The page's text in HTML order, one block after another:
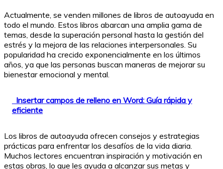
Actualmente, se venden millones de libros de autoayuda en
todo el mundo. Estos libros abarcan una amplia gama de
temas, desde la superación personal hasta la gestión del
estrés y la mejora de las relaciones interpersonales. Su
popularidad ha crecido exponencialmente en los últimos
años, ya que las personas buscan maneras de mejorar su
bienestar emocional y mental.
Insertar campos de relleno en Word: Guía rápida y
eficiente
Los libros de autoayuda ofrecen consejos y estrategias
prácticas para enfrentar los desafíos de la vida diaria.
Muchos lectores encuentran inspiración y motivación en
estas obras, lo que les ayuda a alcanzar sus metas y